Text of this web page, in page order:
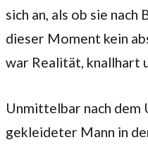
sich an, als ob sie nach
dieser Moment kein
war Realität, knallhart
Unmittelbar nach dem
gekleideter Mann in